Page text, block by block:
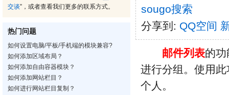
交谈”，或者查看我们更多的联系方式。
热门问题
如何设置电脑/平板/手机端的模块兼容?
如何添加区域布局？
如何添加自由容器模块？
如何添加网站栏目？
如何进行网站栏目复制？
sougo搜索
分享到: QQ空间
邮件列表的
进行分组。使用
个人。